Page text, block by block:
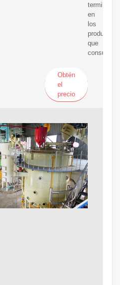
termina
en
los
productos
que
Obtén
el
precio